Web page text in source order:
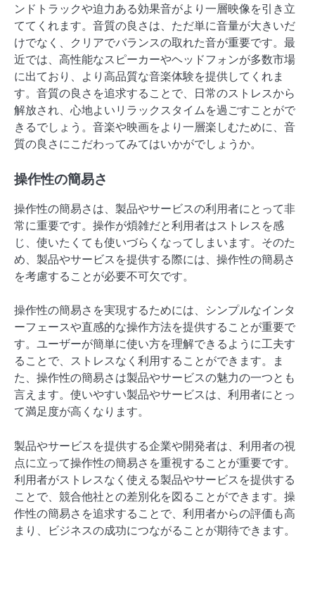
ンドトラックや迫力ある効果音がより一層映像を引き立
ててくれます。音質の良さは、ただ単に音量が大きいだ
けでなく、クリアでバランスの取れた音が重要です。最
近では、高性能なスピーカーやヘッドフォンが多数市場
に出ており、より高品質な音楽体験を提供してくれま
す。音質の良さを追求することで、日常のストレスから
解放され、心地よいリラックスタイムを過ごすことがで
きるでしょう。音楽や映画をより一層楽しむために、音
質の良さにこだわってみてはいかがでしょうか。
操作性の簡易さ
操作性の簡易さは、製品やサービスの利用者にとって非
常に重要です。操作が煩雑だと利用者はストレスを感
じ、使いたくても使いづらくなってしまいます。そのた
め、製品やサービスを提供する際には、操作性の簡易さ
を考慮することが必要不可欠です。
操作性の簡易さを実現するためには、シンプルなインタ
ーフェースや直感的な操作方法を提供することが重要で
す。ユーザーが簡単に使い方を理解できるように工夫す
ることで、ストレスなく利用することができます。ま
た、操作性の簡易さは製品やサービスの魅力の一つとも
言えます。使いやすい製品やサービスは、利用者にとっ
て満足度が高くなります。
製品やサービスを提供する企業や開発者は、利用者の視
点に立って操作性の簡易さを重視することが重要です。
利用者がストレスなく使える製品やサービスを提供する
ことで、競合他社との差別化を図ることができます。操
作性の簡易さを追求することで、利用者からの評価も高
まり、ビジネスの成功につながることが期待できます。